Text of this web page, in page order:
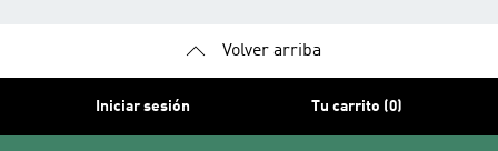
Volver arriba
Iniciar sesión Tu carrito (0)